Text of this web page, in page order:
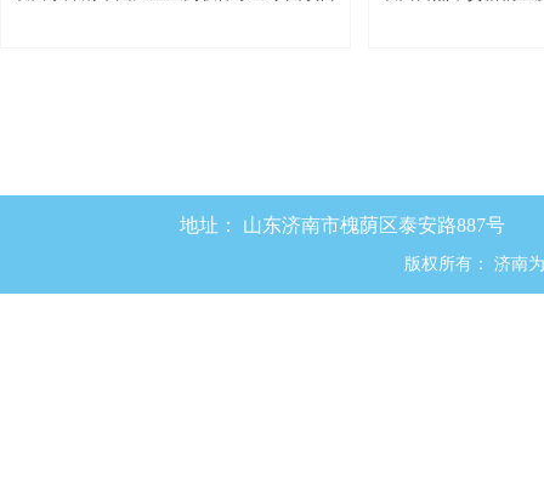
地址： 山东济南市槐荫区泰安路887号
版权所有： 济南